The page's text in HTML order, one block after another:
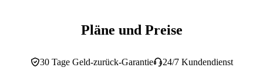
Pläne und Preise
30 Tage Geld-zurück-Garantie 24/7 Kundendienst